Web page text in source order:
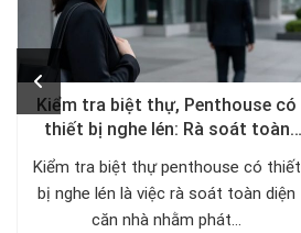
Kiểm tra biệt thự, Penthouse có
thiết bị nghe lén: Rà soát toàn
diện, trả lại không gian riêng tư
Kiểm tra biệt thự penthouse có thiết
bị nghe lén là việc rà soát toàn diện
căn nhà nhằm phát...